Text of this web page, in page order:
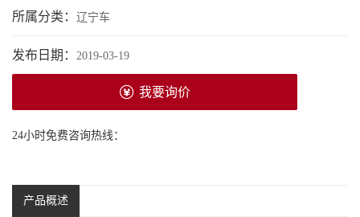
所属分类： 辽宁车
发布日期： 2019-03-19
我要询价
24小时免费咨询热线：
产品概述